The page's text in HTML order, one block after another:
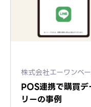
株式会社エーワンベ
POS連携で購買
リーの事例